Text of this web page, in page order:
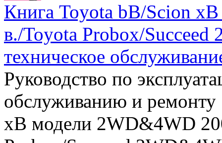
Книга Toyota bB/Scion
в./Toyota Probox/
техническое
Руководство по
обслуживанию и
xB модели 2WD&4WD